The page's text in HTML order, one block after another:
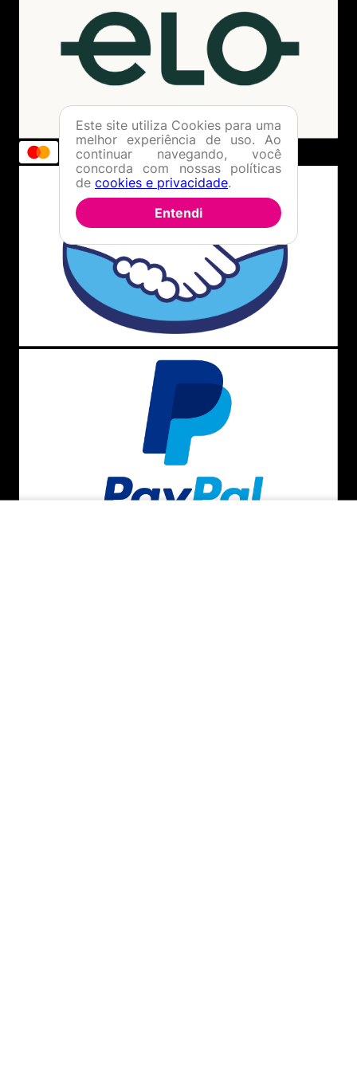
Este site utiliza Cookies para uma
melhor experiência de uso. Ao
continuar navegando, você
concorda com nossas políticas
de cookies e privacidade.
Entendi